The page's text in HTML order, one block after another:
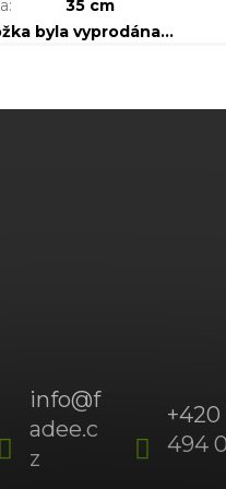
:
35 cm
byla vyprodána…
info@f
adee.c
z
+420
494
(Po-